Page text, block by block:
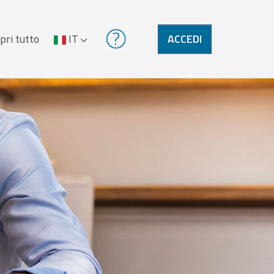
tutto IT ACCEDI